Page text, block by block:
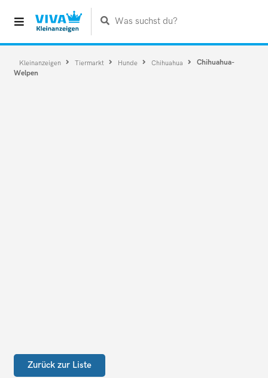
Was suchst du?
Kleinanzeigen Tiermarkt Hunde Chihuahua
Chihuahua-
Welpen
Zurück zur Liste